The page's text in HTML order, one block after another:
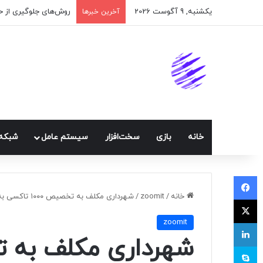
یکشنبه, 9 آگوست 2026 آخرین خبرها اپلیکیشن پیام‌رسان
خانه بازی سخت‌افزار سيستم عامل
خانه /
zoomit
/شهرداری مکلف به تخصیص ۱۰۰۰ تاکسی به سرویس مدرسه تپسی شد
zoomit
فیسبوک